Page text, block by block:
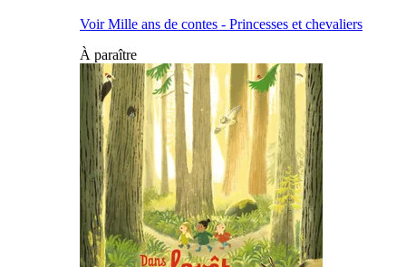
Voir Mille ans de contes - Princesses et chevaliers
À paraître